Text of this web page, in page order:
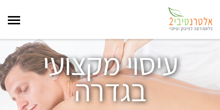
עיסוי מקצועי
בגדרה